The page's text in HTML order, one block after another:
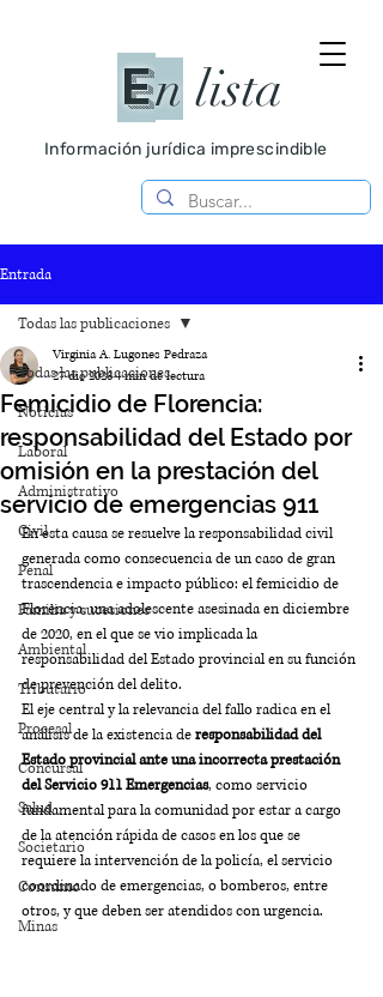
En lista
Información jurídica imprescindible
Entrada
Todas las publicaciones
Noticias
Laboral
Administrativo
Civil
Penal
Familia y sucesiones
Ambiental
Tributario
Procesal
Concursal
Salud
Societario
Consumo
Minas
Todas las publicaciones
Femicidio de Florencia:
responsabilidad del Estado por
omisión en la prestación del
servicio de emergencias 911
Virginia A. Lugones Pedraza
27 dic 20234 min de lectura
En esta causa se resuelve la responsabilidad civil
generada como consecuencia de un caso de gran
trascendencia e impacto público: el femicidio de
Florencia, una adolescente asesinada en diciembre
de 2020, en el que se vio implicada la
responsabilidad del Estado provincial en su función
de prevención del delito.
El eje central y la relevancia del fallo radica en el
análisis de la existencia de responsabilidad del
Estado provincial ante una incorrecta prestación
del Servicio 911 Emergencias, como servicio
fundamental para la comunidad por estar a cargo
de la atención rápida de casos en los que se
requiere la intervención de la policía, el servicio
coordinado de emergencias, o bomberos, entre
otros, y que deben ser atendidos con urgencia.